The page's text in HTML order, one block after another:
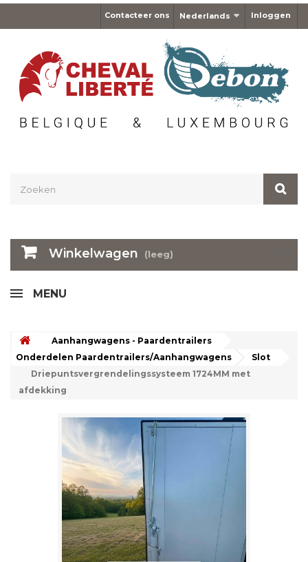
Inloggen
Nederlands
Contacteer ons
Winkelwagen (leeg)
MENU
Aanhangwagens - Paardentrailers
Onderdelen Paardentrailers/Aanhangwagens
Slot
Driepuntsvergrendelingssysteem 1724MM met
afdekking